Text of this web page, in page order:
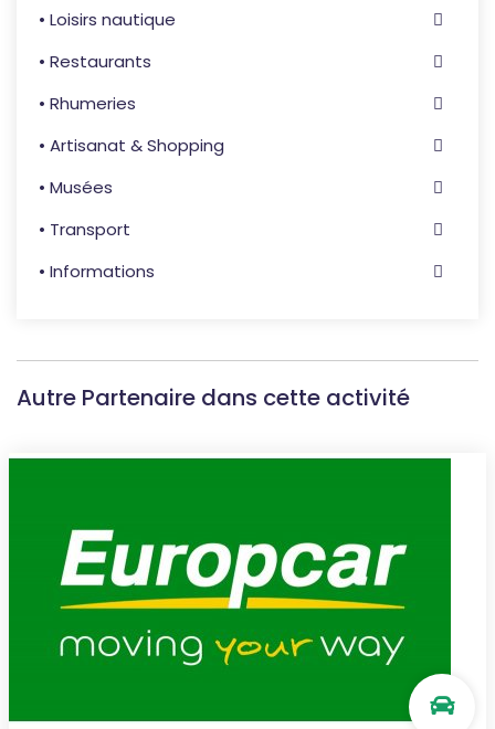
• Loisirs nautique
• Restaurants
• Rhumeries
• Artisanat & Shopping
• Musées
• Transport
• Informations
Autre Partenaire dans cette activité